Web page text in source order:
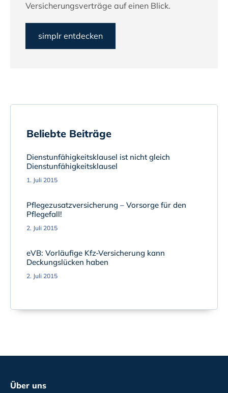
Versicherungsverträge auf einen Blick.
simplr entdecken
Beliebte Beiträge
Dienstunfähigkeitsklausel ist nicht gleich
Dienstunfähigkeitsklausel
1. Juli 2015
Pflegezusatzversicherung – Vorsorge für den
Pflegefall!
2. Juli 2015
eVB: Vorläufige Kfz-Versicherung kann
Deckungslücken haben
2. Juli 2015
Über uns